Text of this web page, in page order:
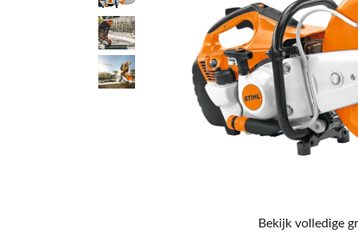
Bekijk volledige